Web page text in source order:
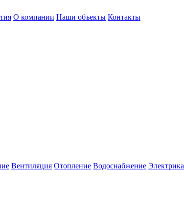
О компании Наши объекты Контакты
Вентиляция Отопление Водоснабжение Электрика